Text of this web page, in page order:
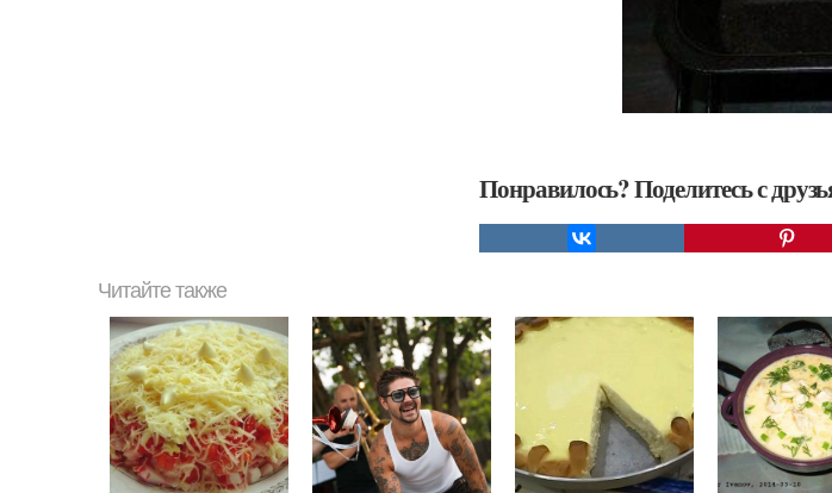
Понравилось? Поделитесь с
Читайте также